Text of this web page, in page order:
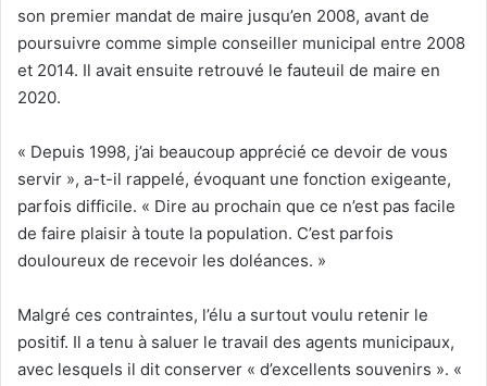
son premier mandat de maire jusqu’en 2008, avant de
poursuivre comme simple conseiller municipal entre 2008
et 2014. Il avait ensuite retrouvé le fauteuil de maire en
2020.
« Depuis 1998, j’ai beaucoup apprécié ce devoir de vous
servir », a-t-il rappelé, évoquant une fonction exigeante,
parfois difficile. « Dire au prochain que ce n’est pas facile
de faire plaisir à toute la population. C’est parfois
douloureux de recevoir les doléances. »
Malgré ces contraintes, l’élu a surtout voulu retenir le
positif. Il a tenu à saluer le travail des agents municipaux,
avec lesquels il dit conserver « d’excellents souvenirs ». «